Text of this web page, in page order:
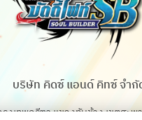
บริษัท คิดซ์ แอนด์ คิทซ์ จำกั
งเทพกรีฑา แขวงทับช้าง เขตสะพ